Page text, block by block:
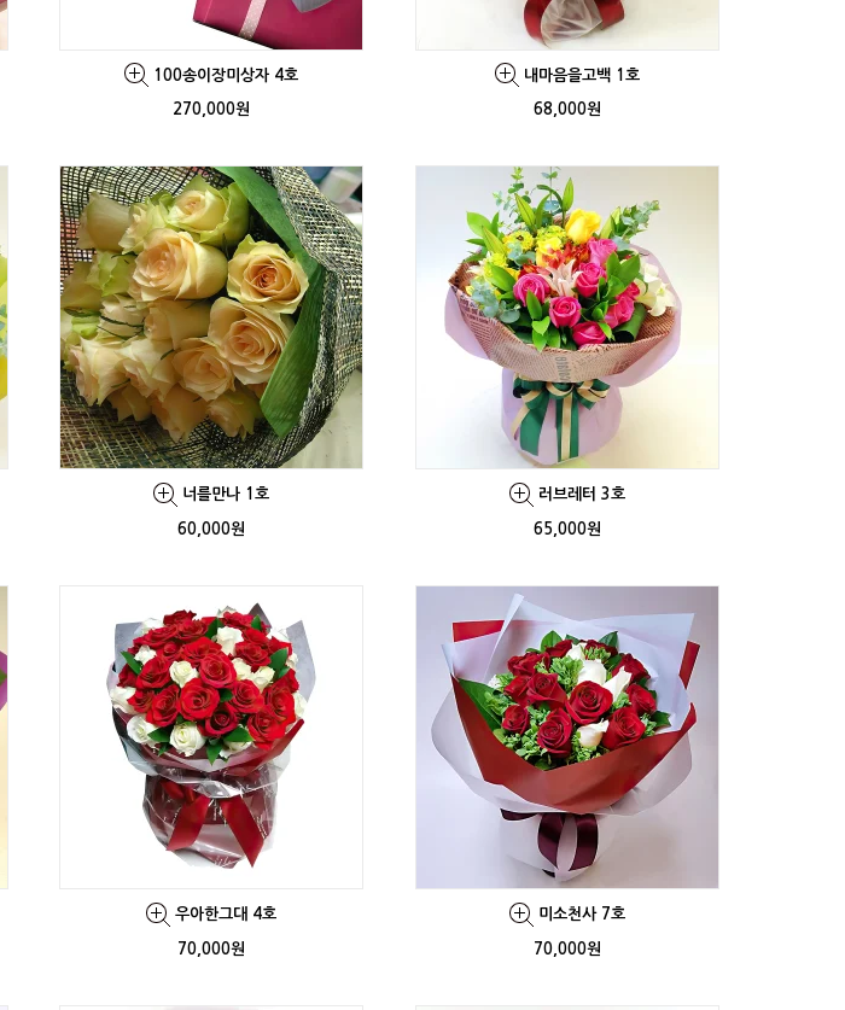
100송이장미상자 4호
270,000원
내마음을고백 1호
68,000원
너를만나 1호
60,000원
러브레터 3호
65,000원
우아한그대 4호
70,000원
미소천사 7호
70,000원